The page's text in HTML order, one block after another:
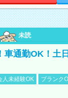
未読
車通勤OK！土
人未経験OK
ブランク